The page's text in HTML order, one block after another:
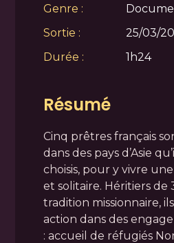
Genre :
Sortie :
25/03/
Durée :
1h24
Résumé
Cinq prêtres français
dans des pays d’Asie
choisis, pour y vivre
et solitaire. Héritiers de
tradition missionnaire,
action dans des
: accueil de réfugiés